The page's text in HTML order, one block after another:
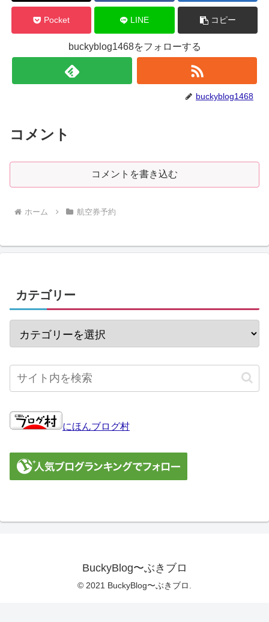
Pocket LINE コピー
buckyblog1468をフォローする
buckyblog1468
コメント
コメントを書き込む
ホーム 航空券予約
カテゴリー
にほんブログ村
BuckyBlog〜ぶきブロ
© 2021 BuckyBlog〜ぶきブロ.